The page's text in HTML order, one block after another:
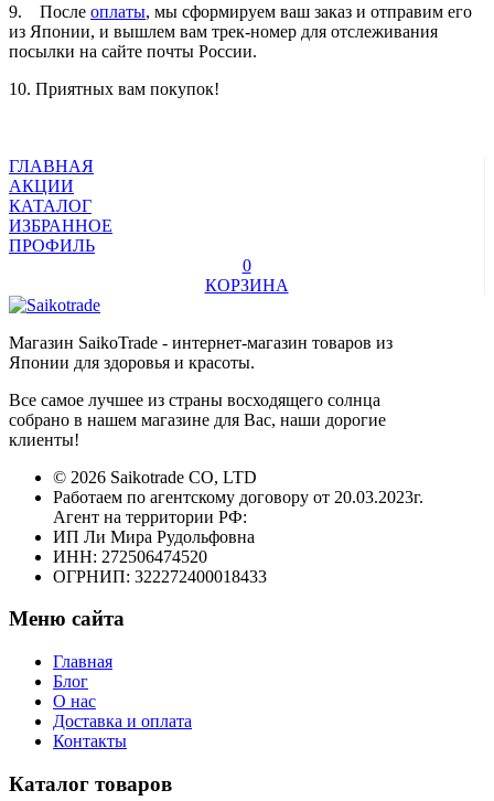
9. После оплаты, мы сформируем ваш заказ и отправим его
из Японии, и вышлем вам трек-номер для отслеживания
посылки на сайте почты России.
10. Приятных вам покупок!
ГЛАВНАЯ
АКЦИИ
КАТАЛОГ
ИЗБРАННОЕ
ПРОФИЛЬ
0
КОРЗИНА
Магазин SaikoTrade - интернет-магазин товаров из
Японии для здоровья и красоты.
Все самое лучшее из страны восходящего солнца
собрано в нашем магазине для Вас, наши дорогие
клиенты!
© 2026 Saikotrade CO, LTD
Работаем по агентскому договору от 20.03.2023г.
Агент на территории РФ:
ИП Ли Мира Рудольфовна
ИНН: 272506474520
ОГРНИП: 322272400018433
Меню сайта
Главная
Блог
О нас
Доставка и оплата
Контакты
Каталог товаров